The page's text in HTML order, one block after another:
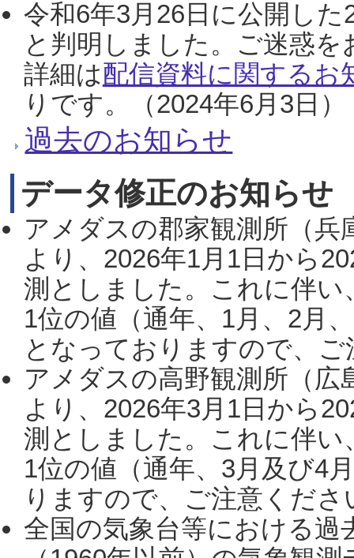
令和6年3月26日に公開し
と判明しました。ご迷惑
詳細は配信資料に関するお
りです。（2024年6月3日）
過去のお知らせ
データ修正のお知らせ
アメダスの郡家観測所（
より、2026年1月1日から
測としました。これに伴い
1位の値（通年、1月、2月
となっておりますので、
アメダスの高野観測所（
より、2026年3月1日から
測としました。これに伴い
1位の値（通年、3月及び4
りますので、ご注意くだ
全国の気象台等における過